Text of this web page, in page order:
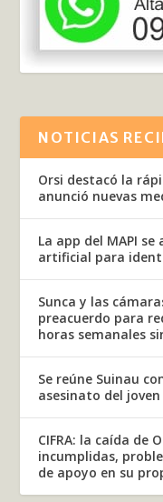
NOTICIAS
Orsi destacó la
anunció nuevas
La app del MAPI
artificial para
Sunca y las
preacuerdo para
horas semanales
Se reúne Suinau
asesinato del
CIFRA: la caída de
incumplidas,
de apoyo en su